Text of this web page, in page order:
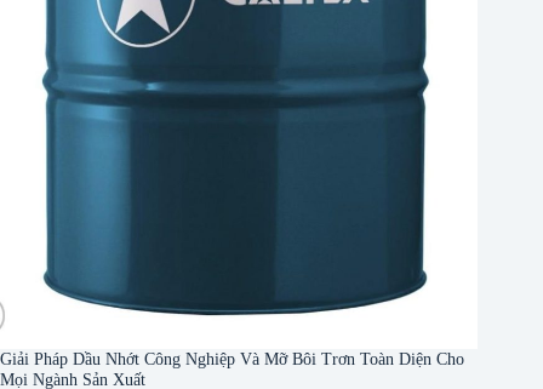
Giải Pháp Dầu Nhớt Công Nghiệp Và Mỡ Bôi Trơn Toàn Diện Cho
Mọi Ngành Sản Xuất